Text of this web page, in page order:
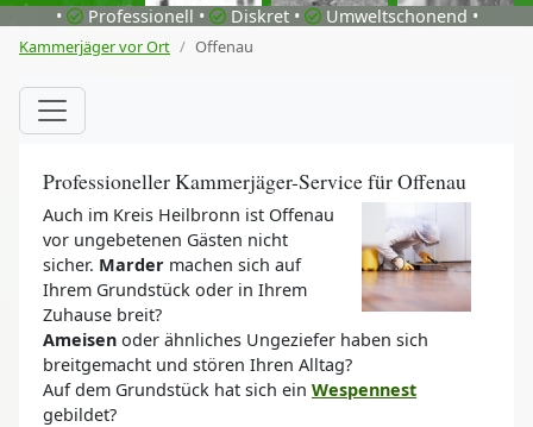
• Professionell • Diskret • Umweltschonend •
Kammerjäger vor Ort Offenau
Professioneller Kammerjäger-Service für Offenau
Auch im Kreis Heilbronn ist Offenau
vor ungebetenen Gästen nicht
sicher. Marder machen sich auf
Ihrem Grundstück oder in Ihrem
Zuhause breit?
Ameisen oder ähnliches Ungeziefer haben sich
breitgemacht und stören Ihren Alltag?
Auf dem Grundstück hat sich ein Wespennest
gebildet?